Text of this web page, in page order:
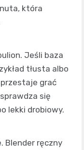
która
Jeśli baza
tłusta albo
przestaje grać
się
lekki drobiowy.
Blender ręczny